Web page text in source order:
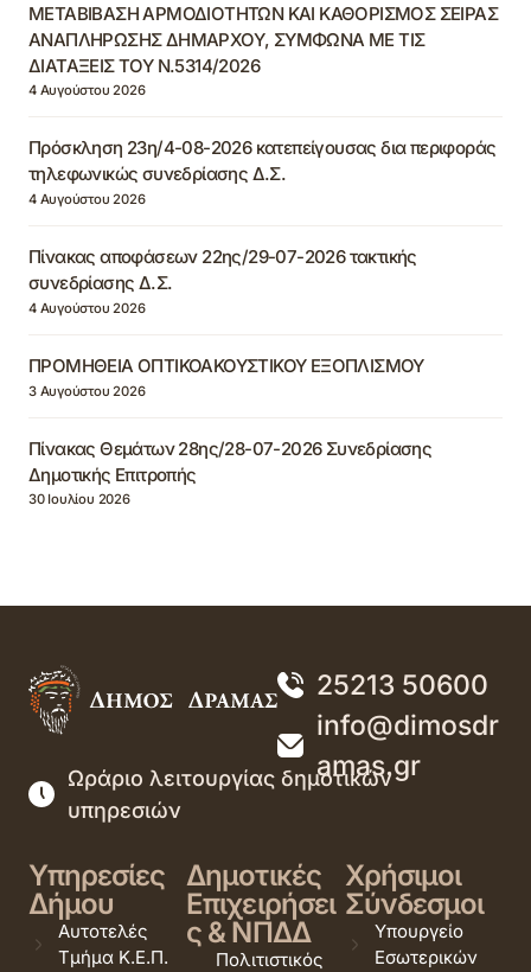
ΜΕΤΑΒΙΒΑΣΗ ΑΡΜΟΔΙΟΤΗΤΩΝ ΚΑΙ ΚΑΘΟΡΙΣΜΟΣ ΣΕΙΡΑΣ
ΑΝΑΠΛΗΡΩΣΗΣ ΔΗΜΑΡΧΟΥ, ΣΥΜΦΩΝΑ ΜΕ ΤΙΣ
ΔΙΑΤΑΞΕΙΣ ΤΟΥ Ν.5314/2026
4 Αυγούστου 2026
Πρόσκληση 23η/4-08-2026 κατεπείγουσας δια περιφοράς
τηλεφωνικώς συνεδρίασης Δ.Σ.
4 Αυγούστου 2026
Πίνακας αποφάσεων 22ης/29-07-2026 τακτικής
συνεδρίασης Δ.Σ.
4 Αυγούστου 2026
ΠΡΟΜΗΘΕΙΑ ΟΠΤΙΚΟΑΚΟΥΣΤΙΚΟΥ ΕΞΟΠΛΙΣΜΟΥ
3 Αυγούστου 2026
Πίνακας Θεμάτων 28ης/28-07-2026 Συνεδρίασης
Δημοτικής Επιτροπής
30 Ιουλίου 2026
25213 50600
info@dimosdr
amas.gr
Ωράριο λειτουργίας δημοτικών
υπηρεσιών
Υπηρεσίες
Δήμου
Αυτοτελές
Τμήμα Κ.Ε.Π.
Δημοτικές
Επιχειρήσει
ς & ΝΠΔΔ
Πολιτιστικός
Χρήσιμοι
Σύνδεσμοι
Υπουργείο
Εσωτερικών